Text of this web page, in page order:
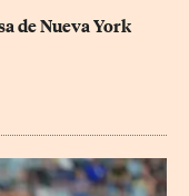
de Nueva York